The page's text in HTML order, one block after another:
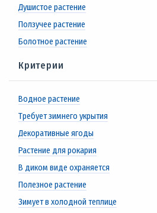
Душистое растение
Ползучее растение
Болотное растение
Критерии
Водное растение
Требует зимнего укрытия
Декоративные ягоды
Растение для рокария
В диком виде охраняется
Полезное растение
Зимует в холодной теплице